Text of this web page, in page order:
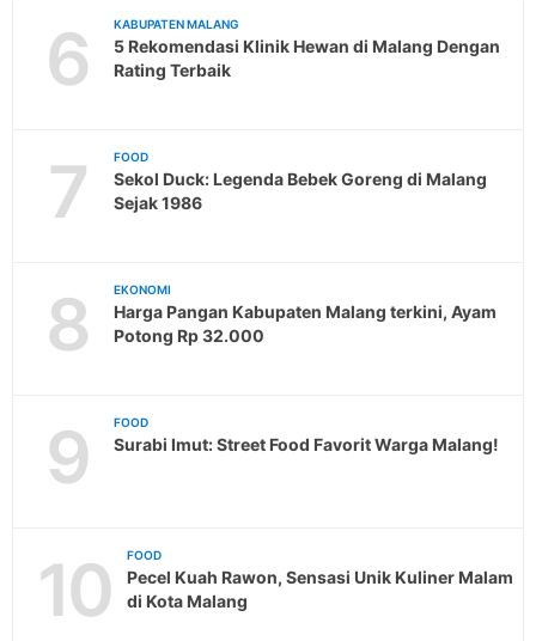
6 KABUPATEN MALANG
5 Rekomendasi Klinik Hewan di Malang Dengan
Rating Terbaik
7 FOOD
Sekol Duck: Legenda Bebek Goreng di Malang
Sejak 1986
8 EKONOMI
Harga Pangan Kabupaten Malang terkini, Ayam
Potong Rp 32.000
9 FOOD
Surabi Imut: Street Food Favorit Warga Malang!
10 FOOD
Pecel Kuah Rawon, Sensasi Unik Kuliner Malam
di Kota Malang